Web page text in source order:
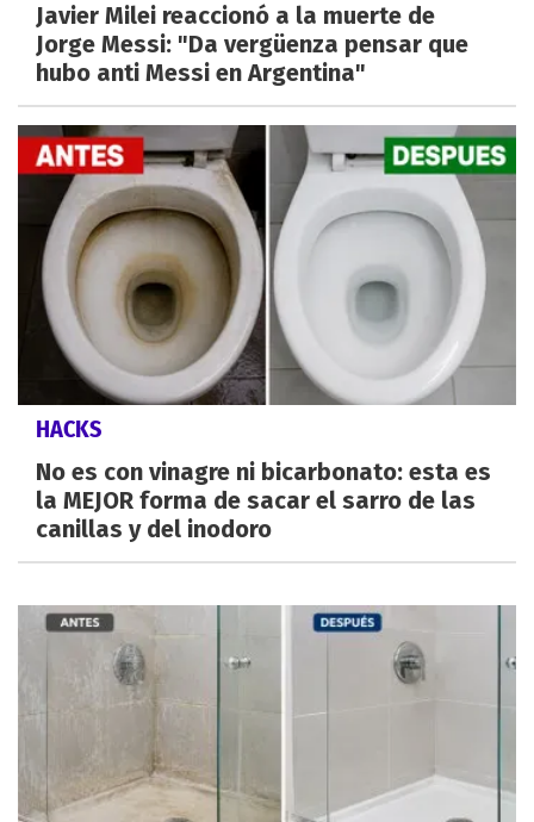
Javier Milei reaccionó a la muerte de
Jorge Messi: "Da vergüenza pensar que
hubo anti Messi en Argentina"
HACKS
No es con vinagre ni bicarbonato: esta es
la MEJOR forma de sacar el sarro de las
canillas y del inodoro